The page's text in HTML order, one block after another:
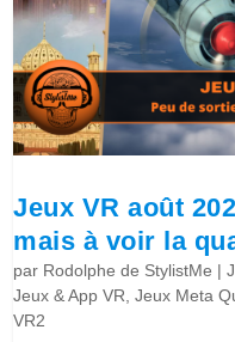
Jeux VR août
mais à voir la
par Rodolphe de StylistMe |
Jeux & App VR ,Jeux Meta
VR2